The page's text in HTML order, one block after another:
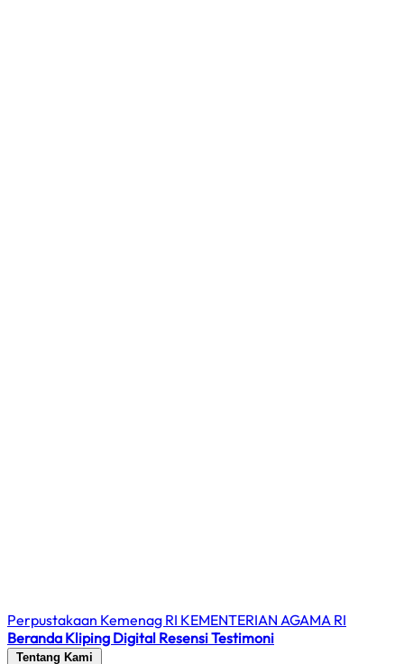
Perpustakaan Kemenag RI KEMENTERIAN AGAMA RI
Beranda Kliping Digital ResensiTestimoni
Tentang Kami